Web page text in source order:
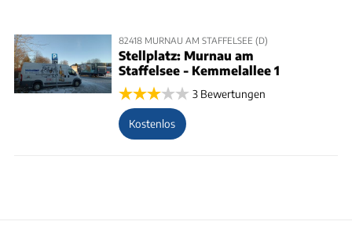
82418 MURNAU AM STAFFELSEE (D)
Stellplatz: Murnau am
Staffelsee - Kemmelallee 1
3 Bewertungen
Kostenlos